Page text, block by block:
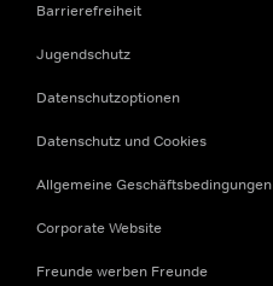
Barrierefreiheit
Jugendschutz
Datenschutzoptionen
Datenschutz und Cookies
Allgemeine Geschäftsbedingungen
Corporate Website
Freunde werben Freunde